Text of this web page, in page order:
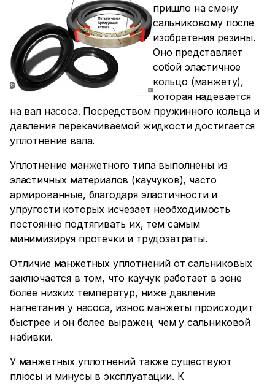
пришло на смену
сальниковому после
изобретения резины.
Оно представляет
собой эластичное
кольцо (манжету),
которая надевается
на вал насоса. Посредством пружинного кольца и
давления перекачиваемой жидкости достигается
уплотнение вала.
Уплотнение манжетного типа выполнены из
эластичных материалов (каучуков), часто
армированные, благодаря эластичности и
упругости которых исчезает необходимость
постоянно подтягивать их, тем самым
минимизируя протечки и трудозатраты.
Отличие манжетных уплотнений от сальниковых
заключается в том, что каучук работает в зоне
более низких температур, ниже давление
нагнетания у насоса, износ манжеты происходит
быстрее и он более выражен, чем у сальниковой
набивки.
У манжетных уплотнений также существуют
плюсы и минусы в эксплуатации. К